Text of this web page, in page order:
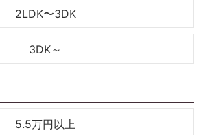
2LDK〜3DK
3DK～
5.5万円以上